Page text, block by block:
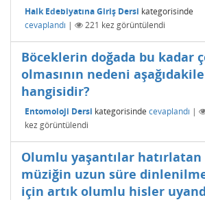
Halk Edebiyatına Giriş Dersi kategorisinde
cevaplandı | 221 kez görüntülendi
Böceklerin doğada bu kadar
olmasının nedeni
hangisidir?
Entomoloji Dersi kategorisinde cevaplandı |
kez görüntülendi
Olumlu yaşantılar
müziğin uzun süre
için artık olumlu hisler